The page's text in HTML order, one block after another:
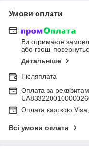
Умови оплати
Ви отримаєте
або гроші
Детальніше
Післяплата
Оплата за
Оплата карткою
Всі умови оплати